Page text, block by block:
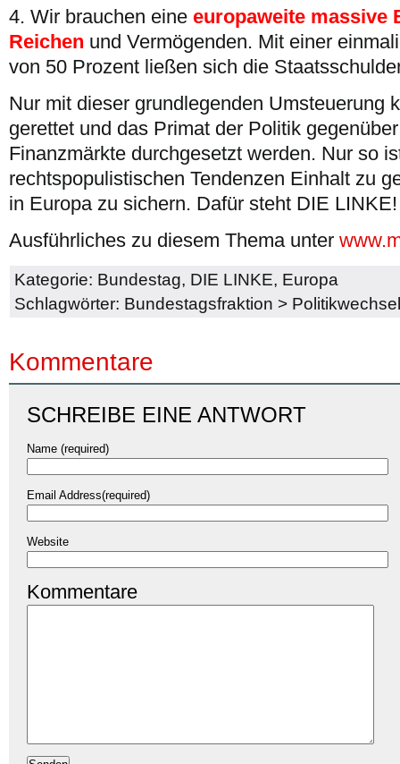
4. Wir brauchen eine europaweite massive
Reichen und Vermögenden. Mit einer
von 50 Prozent ließen sich die
Nur mit dieser grundlegenden Umsteuerung
gerettet und das Primat der Politik
Finanzmärkte durchgesetzt werden. Nur so
rechtspopulistischen Tendenzen Einhalt zu
in Europa zu sichern. Dafür steht DIE LINKE!
Ausführliches zu diesem Thema unter
Kategorie: Bundestag, DIE LINKE, Europa
Schlagwörter: Bundestagsfraktion > Politikwechsel
Kommentare
SCHREIBE EINE ANTWORT
Name (required)
Email Address(required)
Website
Kommentare